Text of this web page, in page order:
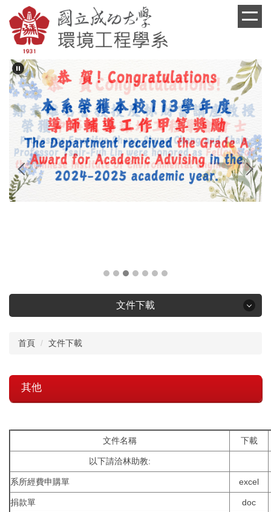
到
主
內
容
區
文件下載
文件下載
大學部
研究所
首頁 文件下載
其他
文件名稱 下載
以下請洽林助教:
系所經費申購單 excel
捐款單 doc